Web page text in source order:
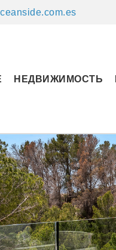
НЕДВИЖИМОСТЬ